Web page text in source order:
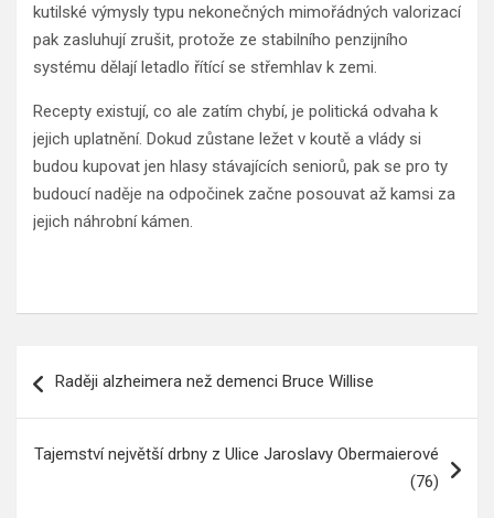
kutilské výmysly typu nekonečných mimořádných valorizací
pak zasluhují zrušit, protože ze stabilního penzijního
systému dělají letadlo řítící se střemhlav k zemi.
Recepty existují, co ale zatím chybí, je politická odvaha k
jejich uplatnění. Dokud zůstane ležet v koutě a vlády si
budou kupovat jen hlasy stávajících seniorů, pak se pro ty
budoucí naděje na odpočinek začne posouvat až kamsi za
jejich náhrobní kámen.
proRaději alzheimera než demenci Bruce Willise
Tajemství největší drbny z Ulice Jaroslavy Obermaierové
(76)